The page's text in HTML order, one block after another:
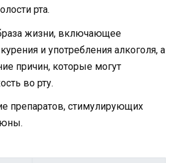
рта.
жизни, включающее
и употребления алкоголя, а
причин, которые могут
во рту.
препаратов, стимулирующих